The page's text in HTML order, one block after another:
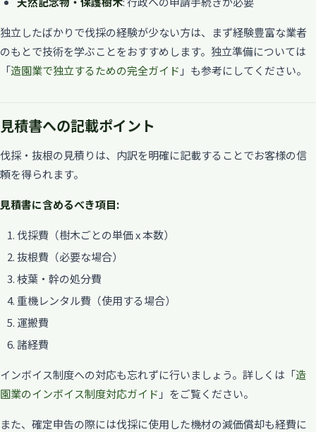
独立したばかりで伐採の経験が少ない方は、まず経験豊富な業者
のもとで技術を学ぶことをおすすめします。独立準備については
「造園業で独立するための完全ガイド 」も参考にしてください。
見積書への記載ポイント
伐採・抜根の見積りは、内訳を明確に記載することでお客様の信
頼を得られます。
見積書に含めるべき項目:
伐採費（樹木ごとの単価 x 本数）
抜根費（必要な場合）
枝葉・幹の処分費
重機レンタル費（使用する場合）
運搬費
諸経費
インボイス制度への対応も忘れずに行いましょう。詳しくは「造
園業のインボイス制度対応ガイド 」をご覧ください。
また、確定申告の際には伐採に使用した機材の減価償却も経費に